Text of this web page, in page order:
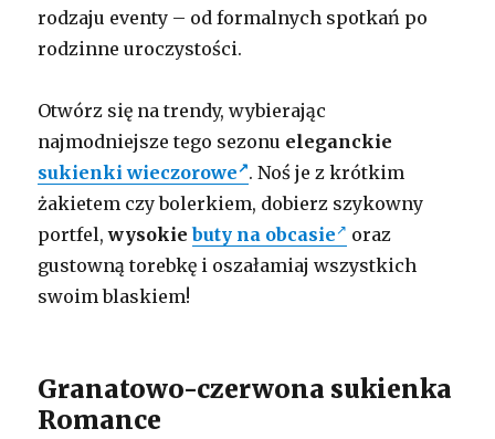
rodzaju eventy – od formalnych spotkań po
rodzinne uroczystości.
Otwórz się na trendy, wybierając
najmodniejsze tego sezonu eleganckie
sukienki wieczorowe . Noś je z krótkim
żakietem czy bolerkiem, dobierz szykowny
portfel,wysokiebuty na obcasie
oraz
gustowną torebkę i oszałamiaj wszystkich
swoim blaskiem!
Granatowo-czerwona sukienka
Romance